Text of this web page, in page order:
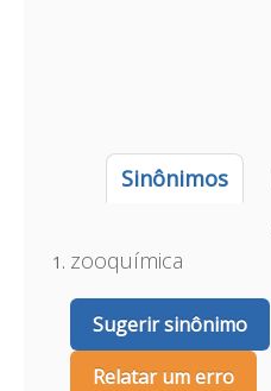
Sinônimos
zooquímica
Sugerir sinônimo
Relatar um erro